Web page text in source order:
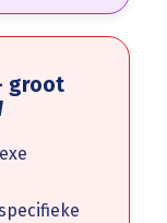
groot